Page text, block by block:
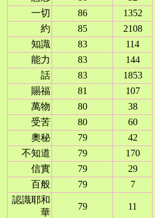
一切
86
1352
約
85
2108
知識
83
114
能力
83
144
話
83
1853
賜福
81
107
萬物
80
38
受苦
80
60
奧秘
79
42
不知道
79
170
信實
79
29
百般
79
7
認識耶和
華
79 11